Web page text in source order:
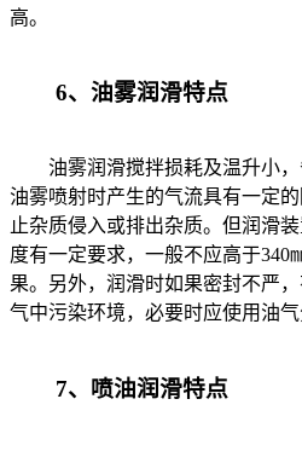
高。
6、油雾润滑特点
油雾润滑搅拌损耗及温升小，
油雾喷射时产生的气流具有一定
止杂质侵入或排出杂质。但润滑
度有一定要求，一般不应高于340
果。另外，润滑时如果密封不严
气中污染环境，必要时应使用油气
7、喷油润滑特点